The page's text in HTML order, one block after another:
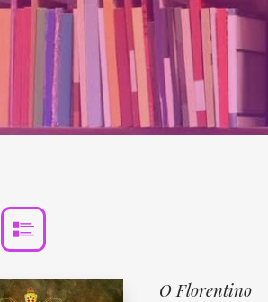
O Florentino